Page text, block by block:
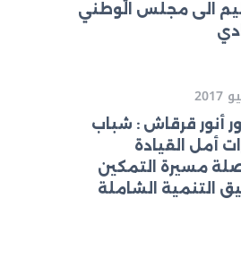
الى مجلس الوطني
أنور قرقاش : شباب
أمل القيادة
مسيرة التمكين
التنمية الشاملة